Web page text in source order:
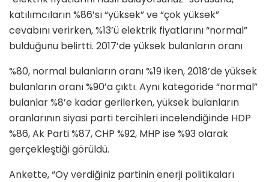
katılımcıların %86’sı “yüksek” ve “çok yüksek”
cevabını verirken, %13’ü elektrik fiyatlarını “normal”
bulduğunu belirtti. 2017’de yüksek bulanların oranı
%80, normal bulanların oranı %19 iken, 2018’de yüksek
bulanların oranı %90’a çıktı. Aynı kategoride “normal”
bulanlar %8’e kadar gerilerken, yüksek bulanların
oranlarının siyasi parti tercihleri incelendiğinde HDP
%86, Ak Parti %87, CHP %92, MHP ise %93 olarak
gerçekleştiği görüldü.
Ankette, “Oy verdiğiniz partinin enerji politikaları